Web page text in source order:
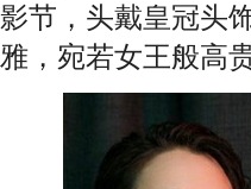
影节，头戴皇冠头
雅，宛若女王般高贵